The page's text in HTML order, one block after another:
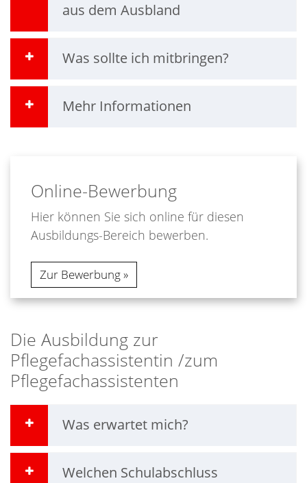
aus dem Ausbland
Was sollte ich mitbringen?
Mehr Informationen
Online-Bewerbung
Hier können Sie sich online für diesen
Ausbildungs-Bereich bewerben.
Zur Bewerbung
Die Ausbildung zur
Pflegefachassistentin /zum
Pflegefachassistenten
Was erwartet mich?
Welchen Schulabschluss